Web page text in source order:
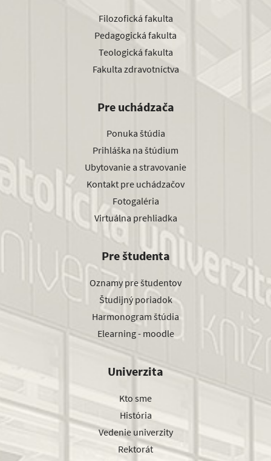
Filozofická fakulta
Pedagogická fakulta
Teologická fakulta
Fakulta zdravotníctva
Pre uchádzača
Ponuka štúdia
Prihláška na štúdium
Ubytovanie a stravovanie
Kontakt pre uchádzačov
Fotogaléria
Virtuálna prehliadka
Pre študenta
Oznamy pre študentov
Študijný poriadok
Harmonogram štúdia
Elearning - moodle
Univerzita
Kto sme
História
Vedenie univerzity
Rektorát